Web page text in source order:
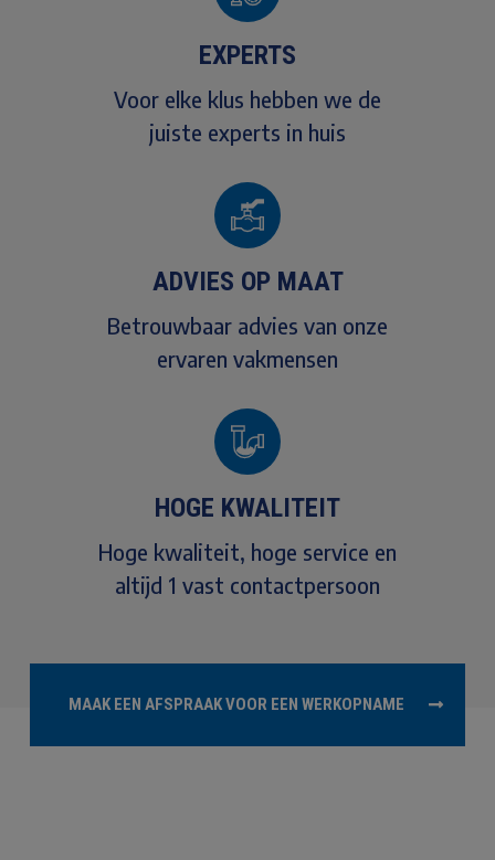
EXPERTS
Voor elke klus hebben we de
juiste experts in huis
ADVIES OP MAAT
Betrouwbaar advies van onze
ervaren vakmensen
HOGE KWALITEIT
Hoge kwaliteit, hoge service en
altijd 1 vast contactpersoon
MAAK EEN AFSPRAAK VOOR EEN WERKOPNAME